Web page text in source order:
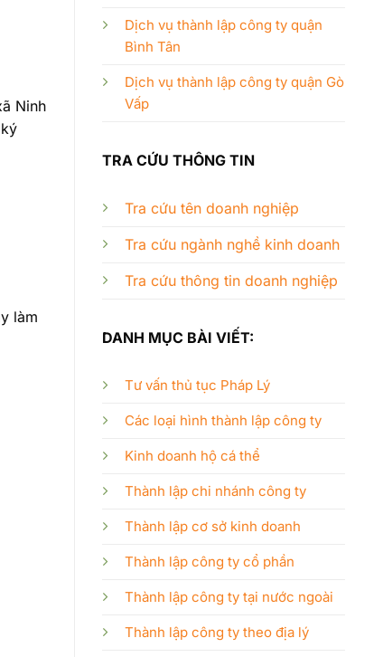
Ninh
làm
Dịch vụ thành lập công ty quận
Bình Tân
Dịch vụ thành lập công ty quận Gò
Vấp
TRA CỨU THÔNG TIN
Tra cứu tên doanh nghiệp
Tra cứu ngành nghề kinh doanh
Tra cứu thông tin doanh nghiệp
DANH MỤC BÀI VIẾT:
Tư vấn thủ tục Pháp Lý
Các loại hình thành lập công ty
Kinh doanh hộ cá thể
Thành lập chi nhánh công ty
Thành lập cơ sở kinh doanh
Thành lập công ty cổ phần
Thành lập công ty tại nước ngoài
Thành lập công ty theo địa lý